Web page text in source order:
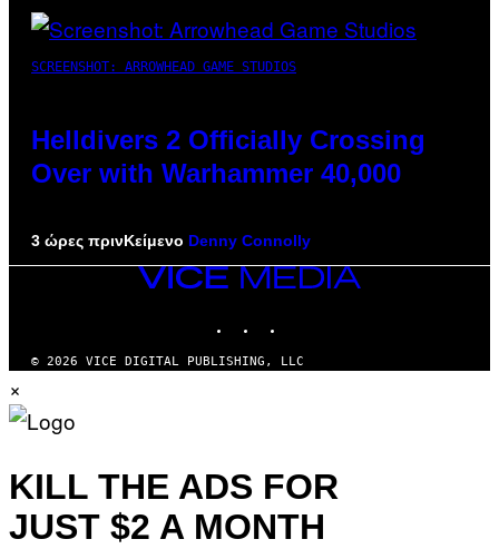
SCREENSHOT: ARROWHEAD GAME STUDIOS
Helldivers 2 Officially Crossing
Over with Warhammer 40,000
3 ώρες πρινΚείμενο Denny Connolly
VICE
MEDIA
© 2026 VICE DIGITAL PUBLISHING, LLC
×
KILL THE ADS FOR
JUST $2 A MONTH